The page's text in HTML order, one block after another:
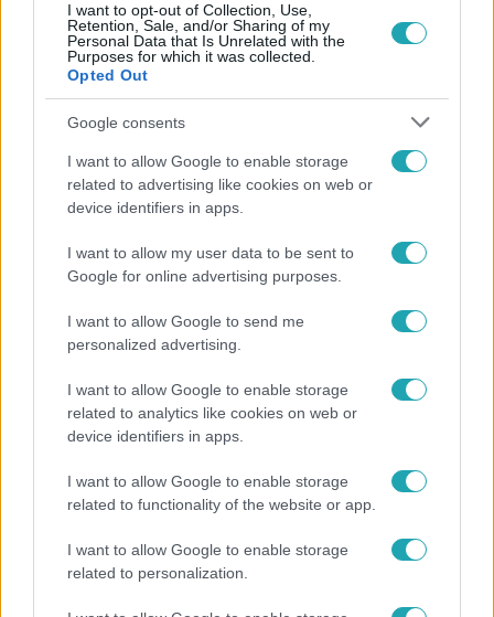
I want to opt-out of Collection, Use,
Retention, Sale, and/or Sharing of my
Personal Data that Is Unrelated with the
Purposes for which it was collected.
Opted Out
Google consents
I want to allow Google to enable storage
related to advertising like cookies on web or
device identifiers in apps.
I want to allow my user data to be sent to
Google for online advertising purposes.
I want to allow Google to send me
personalized advertising.
I want to allow Google to enable storage
related to analytics like cookies on web or
device identifiers in apps.
I want to allow Google to enable storage
related to functionality of the website or app.
I want to allow Google to enable storage
related to personalization.
Szeptemberre várta első gyermekét a 29 éves
férfi, akit elsodort a Duna